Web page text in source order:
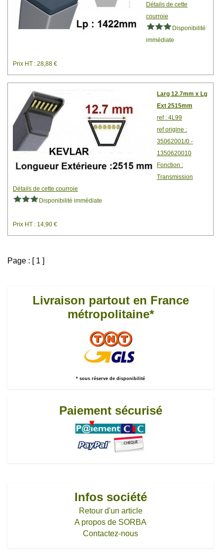
Détails de cette
courroie
Disponibilité
immédiate
Prix HT : 28,88 €
Larg 12.7mm x Lg
Ext 2515mm
ref : 4L99
ref origine :
35062001/0 -
1350620010
Fonction :
Transmission
Détails de cette courroie
Disponibilité immédiate
Prix HT : 14,90 €
Page : [ 1 ]
Livraison partout en France
métropolitaine*
* sous réserve de disponibilité
Paiement sécurisé
Infos société
Retour d'un article
A propos de SORBA
Contactez-nous